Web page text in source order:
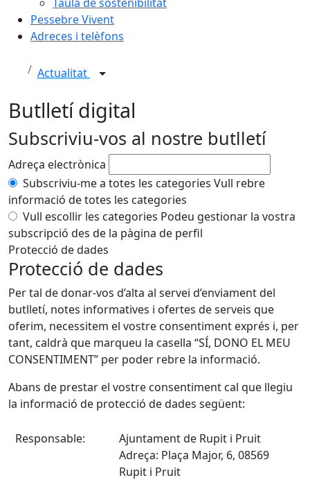
Pessebre Vivent
Adreces i telèfons
Actualitat
Butlletí digital
Subscriviu-vos al nostre butlletí
Adreça electrònica
Subscriviu-me a totes les categories Vull rebre
informació de totes les categories
Vull escollir les categories Podeu gestionar la vostra
subscripció des de la pàgina de perfil
Protecció de dades
Protecció de dades
Per tal de donar-vos d’alta al servei d’enviament del
butlletí, notes informatives i ofertes de serveis que
oferim, necessitem el vostre consentiment exprés i, per
tant, caldrà que marqueu la casella “SÍ, DONO EL MEU
CONSENTIMENT” per poder rebre la informació.
Abans de prestar el vostre consentiment cal que llegiu
la informació de protecció de dades següent:
Responsable:
Ajuntament de Rupit i Pruit
Adreça: Plaça Major, 6, 08569
Rupit i Pruit